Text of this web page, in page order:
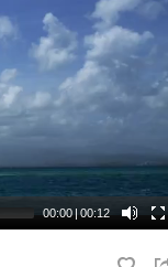
00:00|00:12